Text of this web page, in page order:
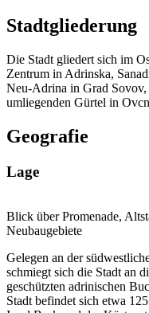
Stadtgliederung
Die Stadt gliedert sich im
Zentrum in Adrinska,
Neu-Adrina in Grad
umliegenden Gürtel in
Geografie
Lage
Blick über Promenade,
Neubaugebiete
Gelegen an der
schmiegt sich die Stadt an
geschützten adrinischen
Stadt befindet sich etwa